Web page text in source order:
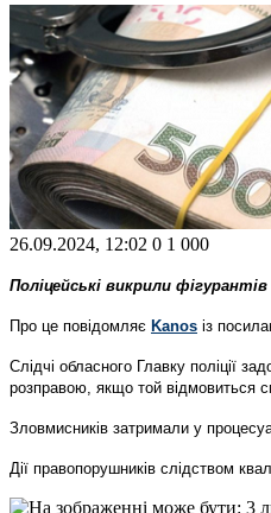
26.09.2024, 12:02 0 1 000
Поліцейські викрили
Про це повідомляє Kanos із
Слідчі обласного Главку поліції
розправою, якщо той відмовиться
Зловмисників затримали у
Дії правопорушників слідством